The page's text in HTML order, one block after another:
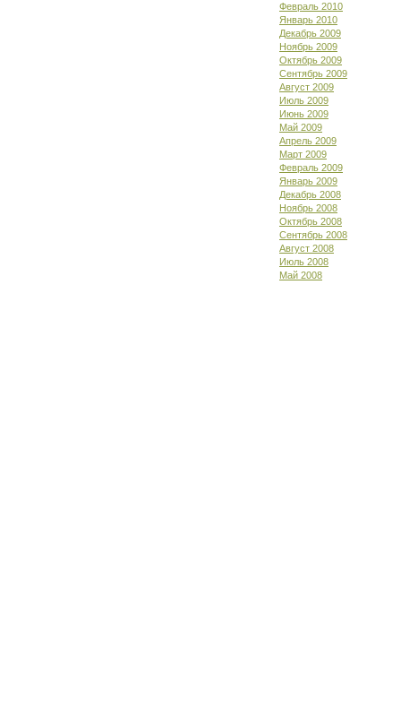
Февраль 2010
Январь 2010
Декабрь 2009
Ноябрь 2009
Октябрь 2009
Сентябрь 2009
Август 2009
Июль 2009
Июнь 2009
Май 2009
Апрель 2009
Март 2009
Февраль 2009
Январь 2009
Декабрь 2008
Ноябрь 2008
Октябрь 2008
Сентябрь 2008
Август 2008
Июль 2008
Май 2008